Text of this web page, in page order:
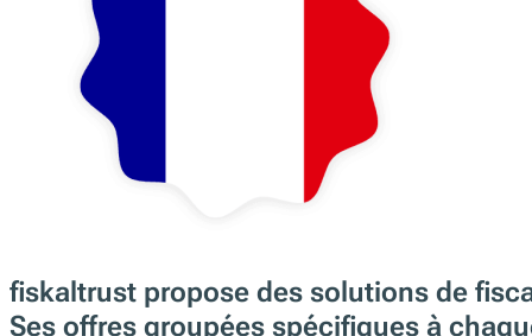
Contactez nous
Produits